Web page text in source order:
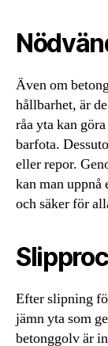
Även om
hållbarhet, är
råa yta kan
barfota.
eller repor.
kan man uppnå
och säker för
Efter slipning
jämn yta som
betonggolv är